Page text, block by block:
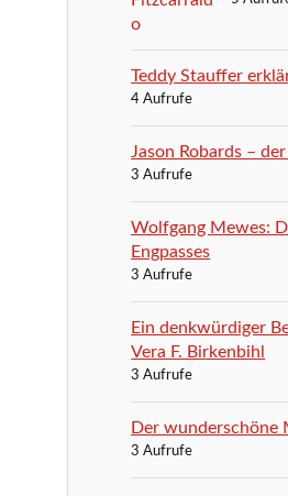
Teddy Stauffer
4 Aufrufe
Jason Robards –
3 Aufrufe
Wolfgang Mewes:
Engpasses
3 Aufrufe
Ein denkwürdiger
Vera F. Birkenbihl
3 Aufrufe
Der wunderschöne
3 Aufrufe